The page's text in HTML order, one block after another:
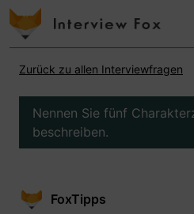
Zurück zu allen Interviewfragen
Nennen Sie fünf
beschreiben.
FoxTipps